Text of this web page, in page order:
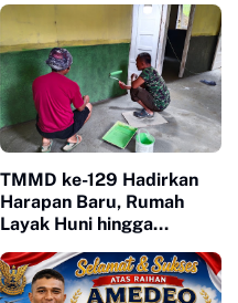
TMMD ke-129 Hadirkan
Harapan Baru, Rumah
Layak Huni hingga
Kehidupan Warga Buluh
Kasok